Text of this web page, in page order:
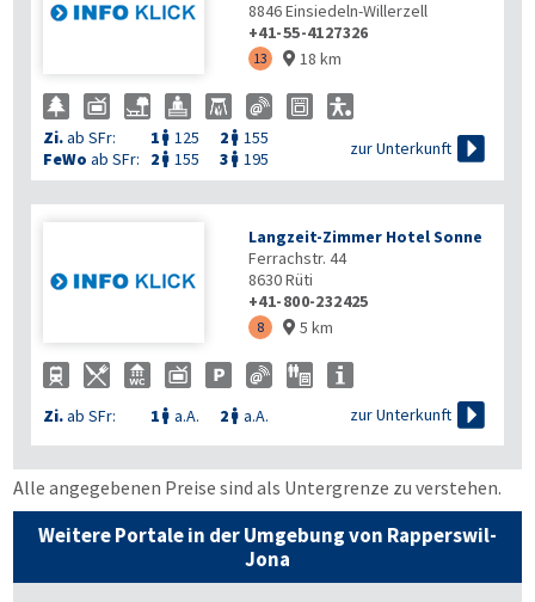
8846Einsiedeln-Willerzell
+41-55-4127326
13  18 km
Zi.ab SFr: 1  125 2  155
FeWo ab SFr: 2  155 3  195
zur Unterkunft 
Langzeit-Zimmer Hotel Sonne
Ferrachstr. 44
8630Rüti
+41-800-232425
8  5 km
Zi.ab SFr: 1  a.A. 2  a.A. zur Unterkunft 
Alle angegebenen Preise sind als Untergrenze zu verstehen.
Weitere Portale in der Umgebung von Rapperswil-
Jona